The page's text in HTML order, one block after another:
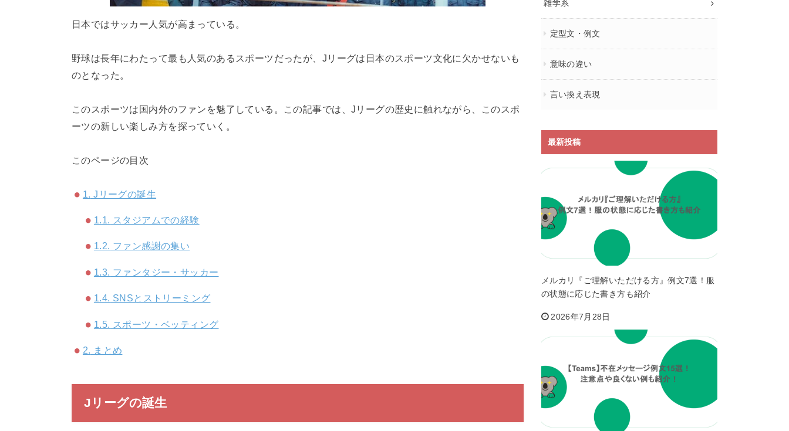
日本ではサッカー人気が高まっている。
野球は長年にわたって最も人気のあるスポーツだったが、Jリーグは日本のスポーツ文化に欠かせないも
のとなった。
このスポーツは国内外のファンを魅了している。この記事では、Jリーグの歴史に触れながら、このスポ
ーツの新しい楽しみ方を探っていく。
このページの目次
1. Jリーグの誕生
1.1. スタジアムでの経験
1.2. ファン感謝の集い
1.3. ファンタジー・サッカー
1.4. SNSとストリーミング
1.5. スポーツ・ベッティング
2. まとめ
Jリーグの誕生
雑学系
定型文・例文
意味の違い
言い換え表現
最新投稿
メルカリ『ご理解いただける方』例文7選！服
の状態に応じた書き方も紹介
2026年7月28日